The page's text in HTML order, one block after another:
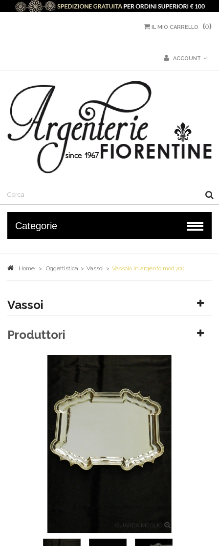
IL MIO CARRELLO (0)
ACCOUNT
Categorie
Home > Oggettistica > Vassoi > Vassoio in argento mod.700
Vassoi
Produttori
GUARDA MEGLIO